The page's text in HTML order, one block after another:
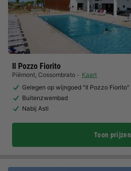
Il Pozzo Fiorito
Piëmont, Cossombrato
Kaart
Gelegen op wijngoed "Il Pozzo Fiorito"
Buitenzwembad
Nabij Asti
Toon prijzen